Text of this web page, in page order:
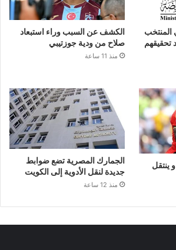
المنتخب
تحقيقهم
الكشف عن السبب وراء استبعاد
صلاح من ودية جوزتيبي
منذ 11 ساعة
ينتقل
الجمارك المصرية تضع ضوابط
جديدة لنقل الأدوية إلى الكويت
منذ 12 ساعة